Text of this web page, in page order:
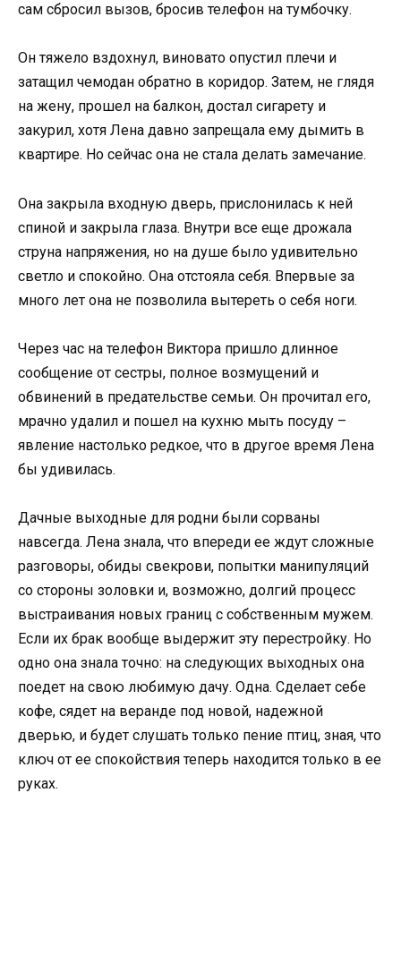
сам сбросил вызов, бросив телефон на тумбочку.
Он тяжело вздохнул, виновато опустил плечи и
затащил чемодан обратно в коридор. Затем, не глядя
на жену, прошел на балкон, достал сигарету и
закурил, хотя Лена давно запрещала ему дымить в
квартире. Но сейчас она не стала делать замечание.
Она закрыла входную дверь, прислонилась к ней
спиной и закрыла глаза. Внутри все еще дрожала
струна напряжения, но на душе было удивительно
светло и спокойно. Она отстояла себя. Впервые за
много лет она не позволила вытереть о себя ноги.
Через час на телефон Виктора пришло длинное
сообщение от сестры, полное возмущений и
обвинений в предательстве семьи. Он прочитал его,
мрачно удалил и пошел на кухню мыть посуду –
явление настолько редкое, что в другое время Лена
бы удивилась.
Дачные выходные для родни были сорваны
навсегда. Лена знала, что впереди ее ждут сложные
разговоры, обиды свекрови, попытки манипуляций
со стороны золовки и, возможно, долгий процесс
выстраивания новых границ с собственным мужем.
Если их брак вообще выдержит эту перестройку. Но
одно она знала точно: на следующих выходных она
поедет на свою любимую дачу. Одна. Сделает себе
кофе, сядет на веранде под новой, надежной
дверью, и будет слушать только пение птиц, зная, что
ключ от ее спокойствия теперь находится только в ее
руках.